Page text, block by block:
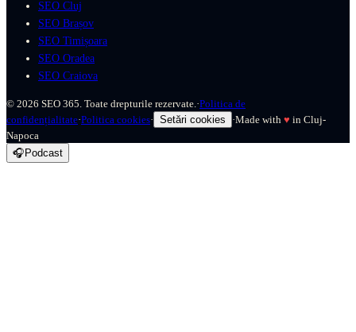
SEO Cluj
SEO Brașov
SEO Timișoara
SEO Oradea
SEO Craiova
© 2026 SEO 365. Toate drepturile rezervate. ·Politica de
confidențialitate·Politica cookies· Setări cookies ·Made with ♥ in Cluj-
Napoca
🎧Podcast